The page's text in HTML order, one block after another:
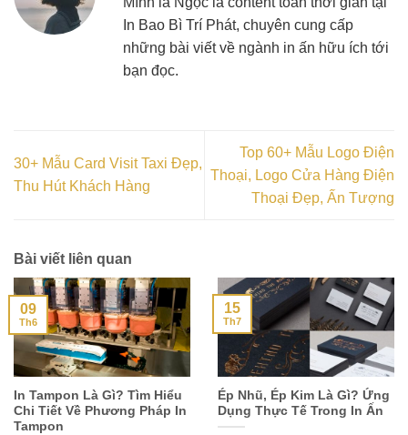
In Bao Bì Trí Phát, chuyên cung cấp
những bài viết về ngành in ấn hữu ích tới
bạn đọc.
30+ Mẫu Card Visit Taxi Đẹp,
Thu Hút Khách Hàng
Top 60+ Mẫu Logo Điện
Thoại, Logo Cửa Hàng Điện
Thoại Đẹp, Ấn Tượng
Bài viết liên quan
In Tampon Là Gì? Tìm Hiểu
Chi Tiết Về Phương Pháp In
Tampon
09
Th6
Ép Nhũ, Ép Kim Là Gì? Ứng
Dụng Thực Tế Trong In Ấn
15
Th7